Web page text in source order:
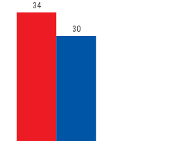
34
30